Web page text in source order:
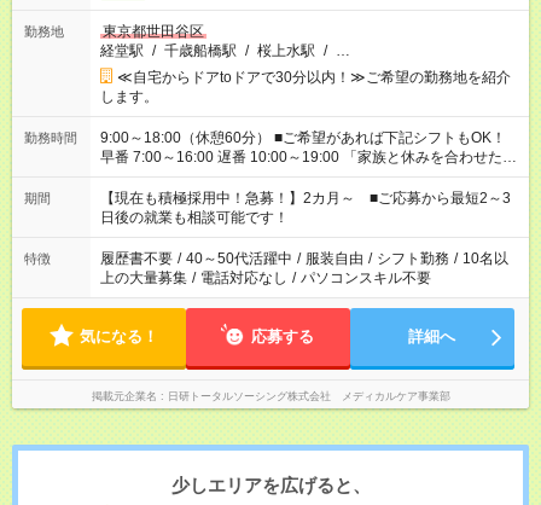
勤務地
東京都世田谷区
経堂駅 / 千歳船橋駅 / 桜上水駅 / …
≪自宅からドアtoドアで30分以内！≫ご希望の勤務地を紹介
します。
勤務時間
9:00～18:00（休憩60分） ■ご希望があれば下記シフトもOK！
早番 7:00～16:00 遅番 10:00～19:00 「家族と休みを合わせた
い」 「余裕を持って夕飯の準備がしたい」 「できれば残業はし
たくない」 など、ご希望を教えてくださいね。 ※Wワーク希望
の方へ 今ご覧のお仕事で希望する勤務時間と、もう1つのお仕事
の勤務時間。 合計で週40時間を超える場合は応募できません。
期間
【現在も積極採用中！急募！】2カ月～ ■ご応募から最短2～3
日後の就業も相談可能です！
特徴 履歴書不要 / 40～50代活躍中 / 服装自由 / シフト勤務 / 10名以
上の大量募集 / 電話対応なし / パソコンスキル不要
気になる！ 応募する 詳細へ
掲載元企業名 日研トータルソーシング株式会社 メディカルケア事業部
少しエリアを広げると、